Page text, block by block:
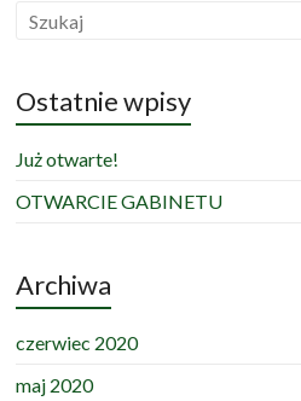
Ostatnie wpisy
Już otwarte!
OTWARCIE GABINETU
Archiwa
czerwiec 2020
maj 2020